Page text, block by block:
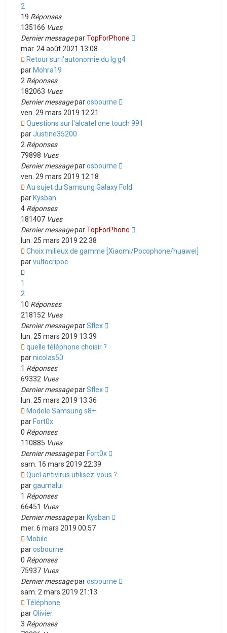
2
19 Réponses
135166 Vues
Dernier messageparTopForPhone
mar. 24 août 2021 13:08
Retour sur l'autonomie du lg g4
par Mohra19
2 Réponses
182063 Vues
Dernier messageparosbourne
ven. 29 mars 2019 12:21
Questions sur l'alcatel one touch 991
parJustine35200
2 Réponses
79898 Vues
Dernier messageparosbourne
ven. 29 mars 2019 12:18
Au sujet du Samsung Galaxy Fold
par Kysban
4 Réponses
181407 Vues
Dernier messageparTopForPhone
lun. 25 mars 2019 22:38
Choix milieux de gamme [Xiaomi/Pocophone/huawei]
parvultocripoc
1
2
10 Réponses
218152 Vues
Dernier messageparSflex
lun. 25 mars 2019 13:39
quelle téléphone choisir ?
parnicolas50
1 Réponses
69332 Vues
Dernier messageparSflex
lun. 25 mars 2019 13:36
Modele Samsung s8+
par Fort0x
0 Réponses
110885 Vues
Dernier messagepar Fort0x
sam. 16 mars 2019 22:39
Quel antivirus utilisez-vous ?
pargaumalui
1 Réponses
66451 Vues
Dernier messagepar Kysban
mer. 6 mars 2019 00:57
Mobile
parosbourne
0 Réponses
75937 Vues
Dernier messageparosbourne
sam. 2 mars 2019 21:13
Téléphone
parOlivier
3 Réponses